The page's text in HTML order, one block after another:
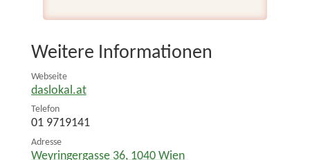
Weitere Informationen
Webseite
daslokal.at
Telefon
01 9719141
Adresse
Weyringergasse 36, 1040 Wien